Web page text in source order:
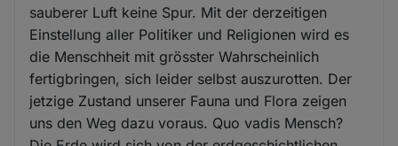
sauberer Luft keine Spur. Mit der derzeitigen
Einstellung aller Politiker und Religionen wird es
die Menschheit mit grösster Wahrscheinlich
fertigbringen, sich leider selbst auszurotten. Der
jetzige Zustand unserer Fauna und Flora zeigen
uns den Weg dazu voraus. Quo vadis Mensch?